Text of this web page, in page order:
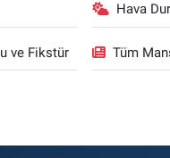
Hava
ve Fikstür Tüm